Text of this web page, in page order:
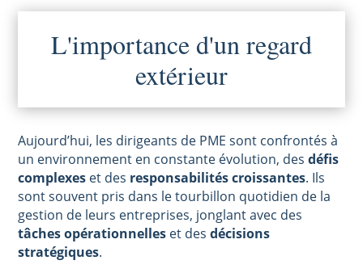
L'importance d'un regard
extérieur
Aujourd’hui, les dirigeants de PME sont confrontés à
un environnement en constante évolution, desdéfis
complexes et des responsabilités croissantes. Ils
sont souvent pris dans le tourbillon quotidien de la
gestion de leurs entreprises, jonglant avec des
tâches opérationnelles et desdécisions
stratégiques.